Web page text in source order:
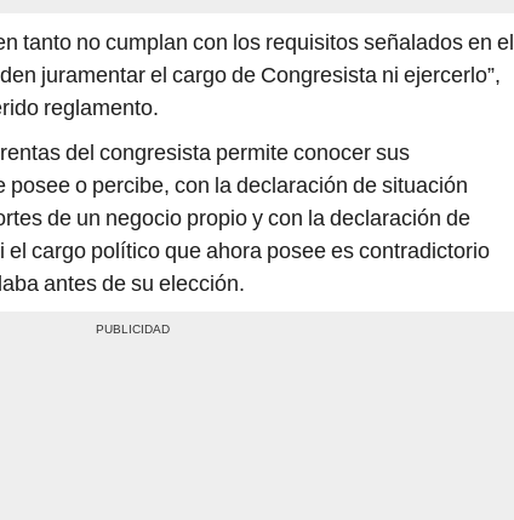
tanto no cumplan con los requisitos señalados en el
juramentar el cargo de Congresista ni ejercerlo”,
reglamento.
del congresista permite conocer sus
posee o percibe, con la declaración de situación
de un negocio propio y con la declaración de
el cargo político que ahora posee es contradictorio
antes de su elección.